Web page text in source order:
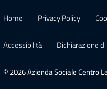
Home Privacy Policy
Accessibilità Dichiarazione
© 2026 Azienda Sociale Centro